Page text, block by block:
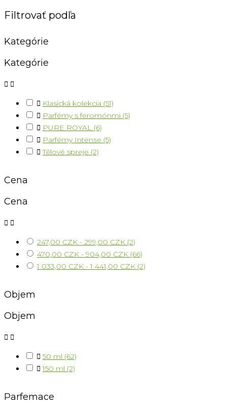
Filtrovať podľa
Kategórie
Kategórie
 
 Klasická kolekcia (51)
 Parfémy s feromónmi (5)
 PURE ROYAL (6)
 Parfémy Intense (5)
 Tělové spreje (2)
Cena
Cena
 
247,00 CZK - 299,00 CZK (2)
470,00 CZK - 904,00 CZK (66)
1 033,00 CZK - 1 441,00 CZK (2)
Objem
Objem
 
 50 ml (62)
 150 ml (2)
Parfemace